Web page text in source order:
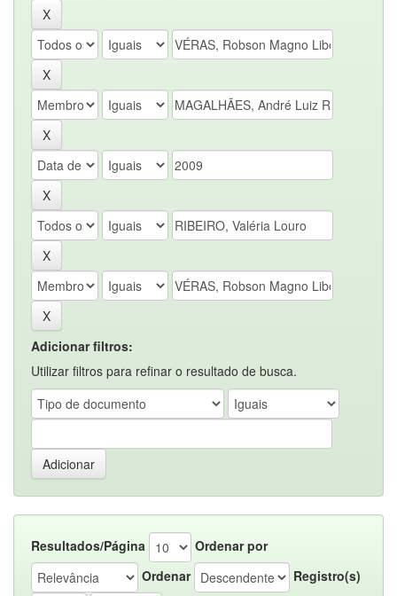
Adicionar filtros:
Utilizar filtros para refinar o resultado de busca.
Resultados/Página
Ordenar por
Ordenar
Registro(s)